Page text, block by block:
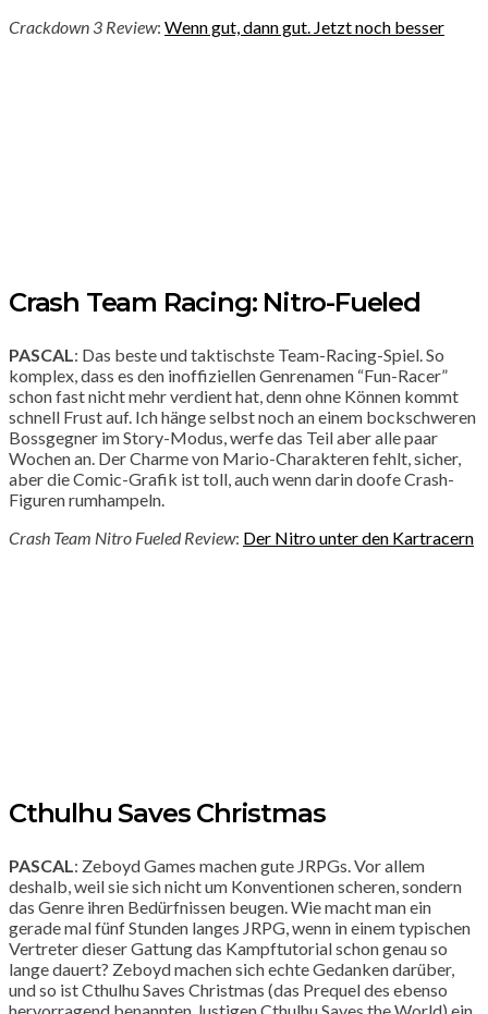
Crackdown 3 Review: Wenn gut, dann gut. Jetzt noch besser
Crash Team Racing: Nitro-Fueled
PASCAL : Das beste und taktischste Team-Racing-Spiel. So
komplex, dass es den inoffiziellen Genrenamen “Fun-Racer”
schon fast nicht mehr verdient hat, denn ohne Können kommt
schnell Frust auf. Ich hänge selbst noch an einem bockschweren
Bossgegner im Story-Modus, werfe das Teil aber alle paar
Wochen an. Der Charme von Mario-Charakteren fehlt, sicher,
aber die Comic-Grafik ist toll, auch wenn darin doofe Crash-
Figuren rumhampeln.
Crash Team Nitro Fueled Review: Der Nitro unter den Kartracern
Cthulhu Saves Christmas
PASCAL : Zeboyd Games machen gute JRPGs. Vor allem
deshalb, weil sie sich nicht um Konventionen scheren, sondern
das Genre ihren Bedürfnissen beugen. Wie macht man ein
gerade mal fünf Stunden langes JRPG, wenn in einem typischen
Vertreter dieser Gattung das Kampftutorial schon genau so
lange dauert? Zeboyd machen sich echte Gedanken darüber,
und so ist Cthulhu Saves Christmas (das Prequel des ebenso
hervorragend benannten, lustigen Cthulhu Saves the World) ein